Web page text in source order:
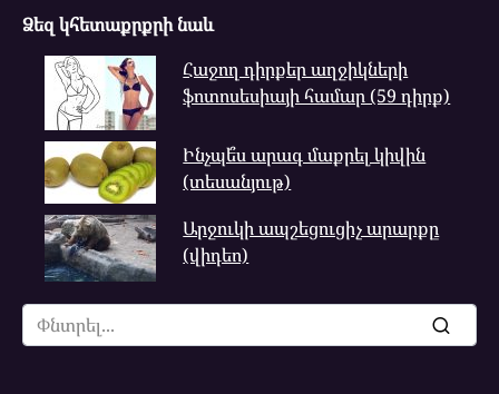
Ձեզ կհետաքրքրի նաև
Հաջող դիրքեր աղջիկների
ֆոտոսեսիայի համար (59 դիրք)
Ինչպե՞ս արագ մաքրել կիվին
(տեսանյութ)
Արջուկի ապշեցուցիչ արարքը
(վիդեո)
Search
for: